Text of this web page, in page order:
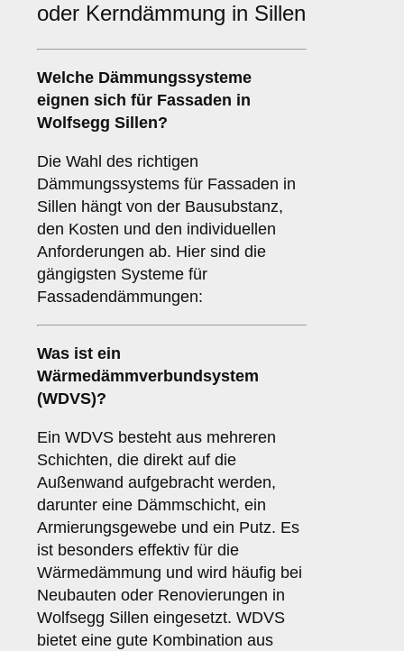
oder Kerndämmung in Sillen
Welche Dämmungssysteme
eignen sich für Fassaden in
Wolfsegg Sillen?
Die Wahl des richtigen
Dämmungssystems für Fassaden in
Sillen hängt von der Bausubstanz,
den Kosten und den individuellen
Anforderungen ab. Hier sind die
gängigsten Systeme für
Fassadendämmungen:
Was ist ein
Wärmedämmverbundsystem
(WDVS)?
Ein WDVS besteht aus mehreren
Schichten, die direkt auf die
Außenwand aufgebracht werden,
darunter eine Dämmschicht, ein
Armierungsgewebe und ein Putz. Es
ist besonders effektiv für die
Wärmedämmung und wird häufig bei
Neubauten oder Renovierungen in
Wolfsegg Sillen eingesetzt. WDVS
bietet eine gute Kombination aus